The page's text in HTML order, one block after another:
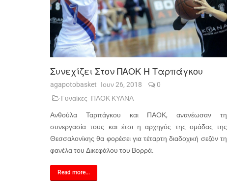
Συνεχίζει Στον ΠΑΟΚ Η Ταρπάγκου
agapotobasket Ιουν 26, 2018
0
Γυναίκες ΠΑΟΚ ΚΥΑΝΑ
Ανθούλα Ταρπάγκου και ΠΑΟΚ, ανανέωσαν τη
συνεργασία τους και έτσι η αρχηγός της ομάδας της
Θεσσαλονίκης θα φορέσει για τέταρτη διαδοχική σεζόν τη
φανέλα του Δικεφάλου του Βορρά.
Read more...